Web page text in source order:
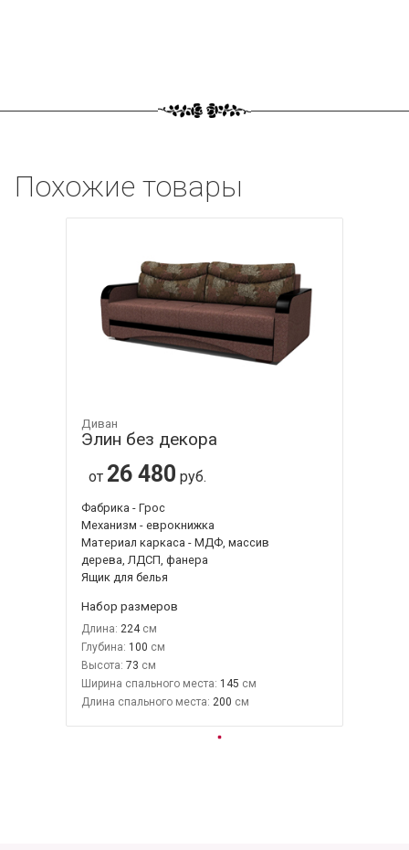
Похожие товары
Диван
Элин без декора
от 26 480 руб.
Фабрика - Грос
Механизм - еврокнижка
Материал каркаса - МДФ, массив
дерева, ЛДСП, фанера
Ящик для белья
Набор размеров
Длина: 224
Глубина: 100
Высота: 73
Ширина спального места: 145
Длина спального места: 200